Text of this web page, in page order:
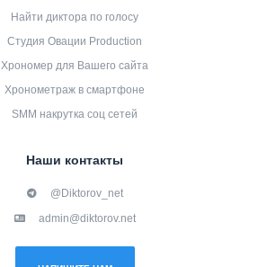
Найти диктора по голосу
Студия Овации Production
Хрономер для Вашего сайта
Хронометраж в смартфоне
SMM накрутка соц сетей
Наши контакты
@Diktorov_net
admin@diktorov.net